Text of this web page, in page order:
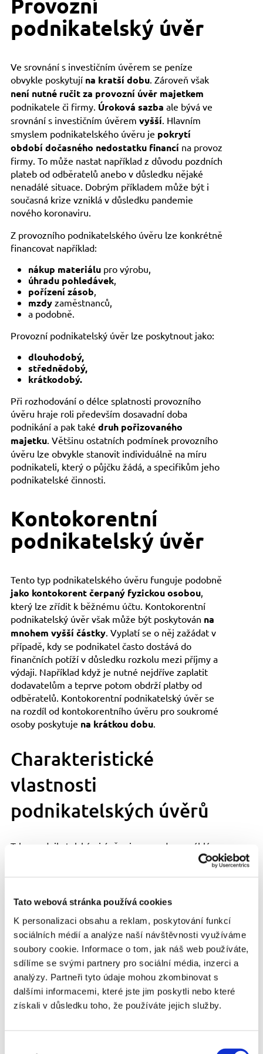
Tato webová stránka používá cookies
K personalizaci obsahu a reklam, poskytování funkcí
sociálních médií a analýze naší návštěvnosti využíváme
soubory cookie. Informace o tom, jak náš web používáte,
sdílíme se svými partnery pro sociální média, inzerci a
analýzy. Partneři tyto údaje mohou zkombinovat s
dalšími informacemi, které jste jim poskytli nebo které
získali v důsledku toho, že používáte jejich služby.
podnikatelský úvěr
Ve srovnání s investičním úvěrem se peníze
obvykle poskytují na kratší dobu. Zároveň však
není nutné ručit za provozní úvěr majetkem
podnikatele či firmy. Úroková sazba ale bývá ve
srovnání s investičním úvěrem vyšší . Hlavním
smyslem podnikatelského úvěru je pokrytí
období dočasného nedostatku financí na provoz
firmy. To může nastat například z důvodu pozdních
plateb od odběratelů anebo v důsledku nějaké
nenadálé situace. Dobrým příkladem může být i
současná krize vzniklá v důsledku pandemie
nového koronaviru.
Z provozního podnikatelského úvěru lze konkrétně
financovat například:
nákup materiálupro výrobu,
úhradu pohledávek,
pořízení zásob
mzdyzaměstnanců,
a podobně.
Provozní podnikatelský úvěr lze poskytnout jako:
dlouhodobý,
střednědobý,
krátkodobý.
Při rozhodování o délce splatnosti provozního
úvěru hraje roli především dosavadní doba
podnikání a pak také druh pořizovaného
majetku. Většinu ostatních podmínek provozního
úvěru lze obvykle stanovit individuálně na míru
podnikateli, který o půjčku žádá, a specifikům jeho
podnikatelské činnosti.
Kontokorentní
podnikatelský úvěr
Tento typ podnikatelského úvěru funguje podobně
jako kontokorent čerpaný fyzickou osobou,
který lze zřídit k běžnému účtu. Kontokorentní
podnikatelský úvěr však může být poskytován na
mnohem vyšší částky. Vyplatí se o něj zažádat v
případě, kdy se podnikatel často dostává do
finančních potíží v důsledku rozkolu mezi příjmy a
výdaji. Například když je nutné nejdříve zaplatit
dodavatelům a teprve potom obdrží platby od
odběratelů. Kontokorentní podnikatelský úvěr se
na rozdíl od kontokorentního úvěru pro soukromé
osoby poskytuje na krátkou dobu.
Charakteristické
vlastnosti
podnikatelských úvěrů
Trh s podnikatelskými úvěry je opravdu rozsáhlý.
bankovní tak nebankovní
platí prakticky stejná pravidla jako pro ty, kteří
Jaké znaky mají
podnikatelské
úvěry?
Sjednat si je může pouze firma, to znamená